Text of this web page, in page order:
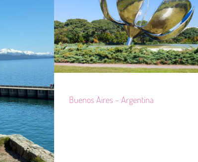
Buenos Aires – Argentina